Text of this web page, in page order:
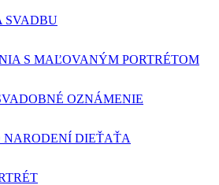
ZADARMO
SVADBU
S MAĽOVANÝM PORTRÉTOM
OZNÁMENIE
NARODENÍ DIEŤAŤA
geometria
geometria